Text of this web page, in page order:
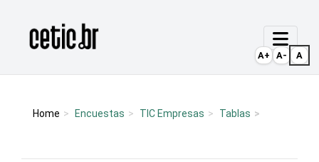
Página inicial
Home Encuestas TIC Empresas Tablas
A+ A- A